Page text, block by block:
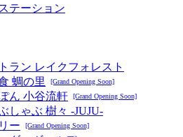
テーション
ラン レイクフォレスト
蜩の里
[Grand Opening Soon]
ん 小谷流軒 [Grand Opening Soon]
しゃぶ 樹々 -JUJU-
ー
[Grand Opening Soon]